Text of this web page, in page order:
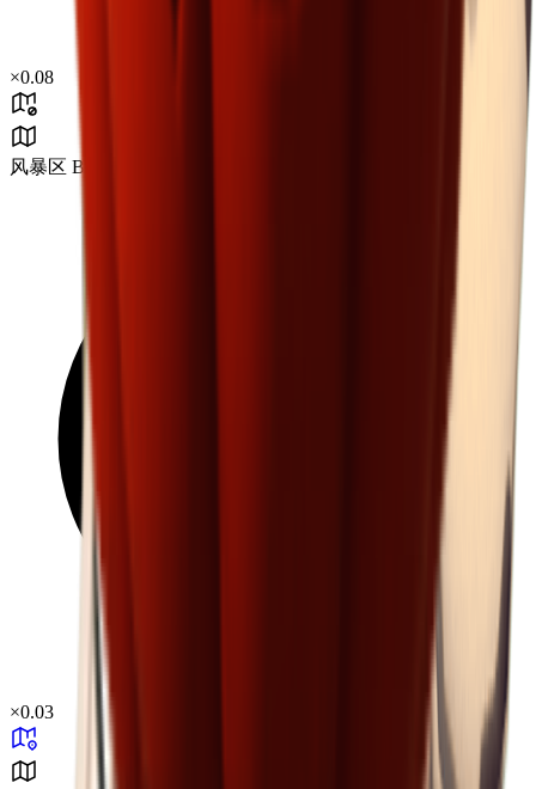
×0.08
风暴区 B3
×0.03